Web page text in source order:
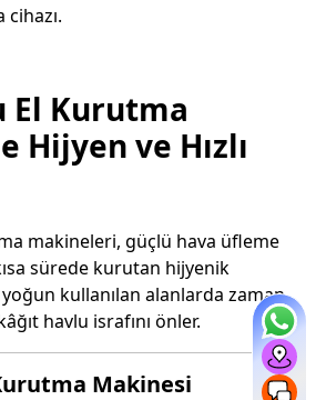
El Kurutma
Hijyen ve Hızlı
makineleri, güçlü hava üfleme
sürede kurutan hijyenik
kullanılan alanlarda zaman
havlu israfını önler.
Makinesi